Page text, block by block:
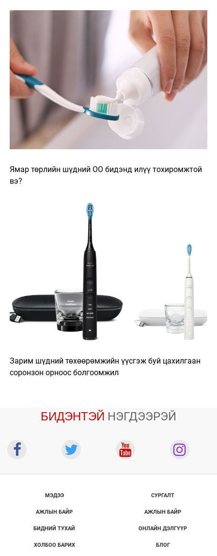
Ямар төрлийн шүдний ОО бидэнд илүү тохиромжтой
вэ?
Зарим шүдний төхөөрөмжийн үүсгэж буй цахилгаан
соронзон орноос болгоомжил
БИДЭНТЭЙ НЭГДЭЭРЭЙ
МЭДЭЭ
АЖЛЫН БАЙР
БИДНИЙ ТУХАЙ
ХОЛБОО БАРИХ
СУРГАЛТ
АЖЛЫН БАЙР
ОНЛАЙН ДЭЛГҮҮР
БЛОГ